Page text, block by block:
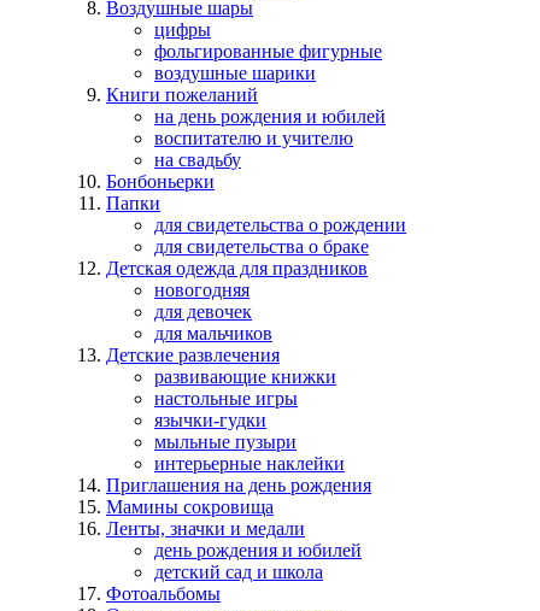
Воздушные шары
цифры
фольгированные фигурные
воздушные шарики
Книги пожеланий
на день рождения и юбилей
воспитателю и учителю
на свадьбу
Бонбоньерки
Папки
для свидетельства о рождении
для свидетельства о браке
Детская одежда для праздников
новогодняя
для девочек
для мальчиков
Детские развлечения
развивающие книжки
настольные игры
язычки-гудки
мыльные пузыри
интерьерные наклейки
Приглашения на день рождения
Мамины сокровища
Ленты, значки и медали
день рождения и юбилей
детский сад и школа
Фотоальбомы